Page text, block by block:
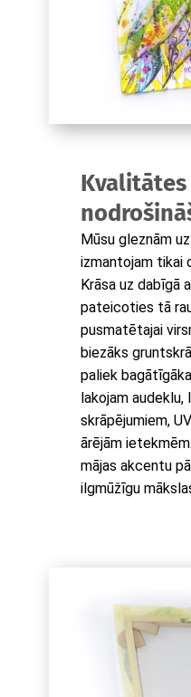
Kvalitātes
Mūsu gleznām
izmantojam tikai
Krāsa uz dabīgā
pateicoties tā
pusmatētajai
biezāks
paliek
lakojam
skrāpējumiem,
ārējām
mājas akcentu
ilgmūžīgu